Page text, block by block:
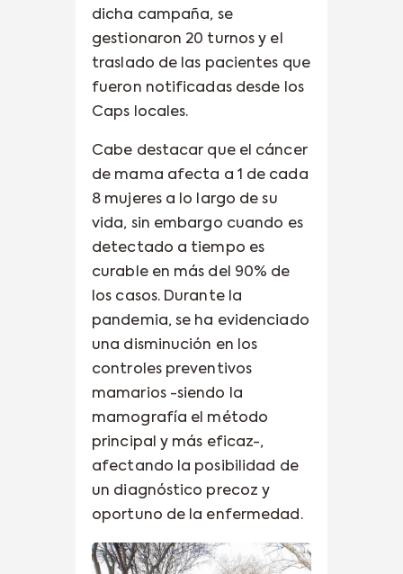
dicha campaña, se
gestionaron 20 turnos y el
traslado de las pacientes que
fueron notificadas desde los
Caps locales.
Cabe destacar que el cáncer
de mama afecta a 1 de cada
8 mujeres a lo largo de su
vida, sin embargo cuando es
detectado a tiempo es
curable en más del 90% de
los casos. Durante la
pandemia, se ha evidenciado
una disminución en los
controles preventivos
mamarios -siendo la
mamografía el método
principal y más eficaz-,
afectando la posibilidad de
un diagnóstico precoz y
oportuno de la enfermedad.